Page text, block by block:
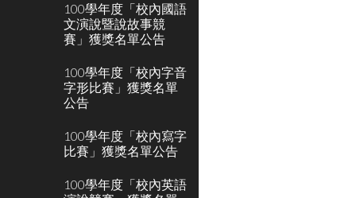
100學年度「校內國語
文演說暨說故事競
賽」獲獎名單公告
100學年度「校內字音
字形比賽」獲獎名單
公告
100學年度「校內寫字
比賽」獲獎名單公告
100學年度「校內英語